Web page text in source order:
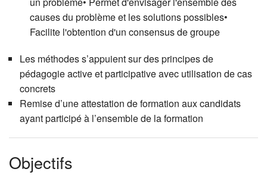
causes du problème et les solutions possibles•
Facilite l'obtention d'un consensus de groupe
Les méthodes s’appuient sur des principes de
pédagogie active et participative avec utilisation de cas
concrets
Remise d’une attestation de formation aux candidats
ayant participé à l’ensemble de la formation
Objectifs